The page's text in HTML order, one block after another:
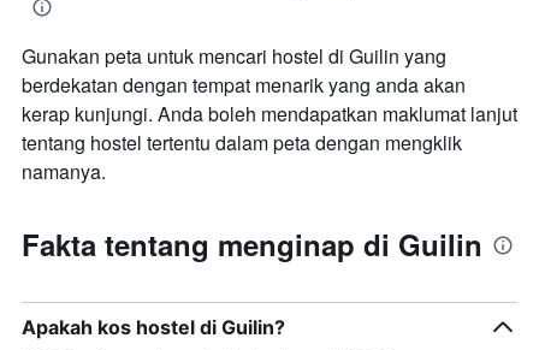
Gunakan peta untuk mencari hostel di Guilin yang
berdekatan dengan tempat menarik yang anda akan
kerap kunjungi. Anda boleh mendapatkan maklumat lanjut
tentang hostel tertentu dalam peta dengan mengklik
namanya.
Fakta tentang menginap di Guilin
Apakah kos hostel di Guilin?